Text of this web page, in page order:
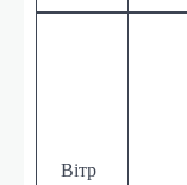
Вітр